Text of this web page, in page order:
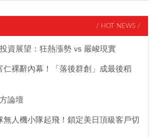
/ HOT NEWS /
資展望：狂熱漲勢 vs 嚴峻現實
仁裸辭內幕！「落後群創」成最後稻
論壇
無人機小隊起飛！鎖定美日頂級客戶切